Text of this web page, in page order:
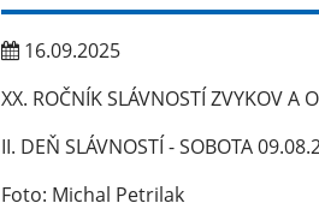
16.09.2025
XX. ROČNÍK SLÁVNOSTÍ ZVYKOV A
II. DEŇ SLÁVNOSTÍ - SOBOTA
Foto: Michal Petrilak